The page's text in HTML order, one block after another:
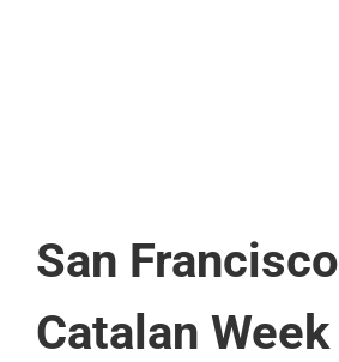
San Francisco
Catalan Week